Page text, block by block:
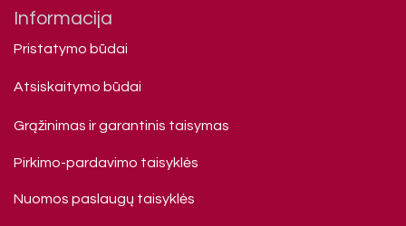
Informacija
Pristatymo būdai
Atsiskaitymo būdai
Grąžinimas ir garantinis taisymas
Pirkimo-pardavimo taisyklės
Nuomos paslaugų taisyklės